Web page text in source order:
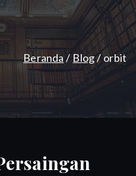
Beranda Blog orbit